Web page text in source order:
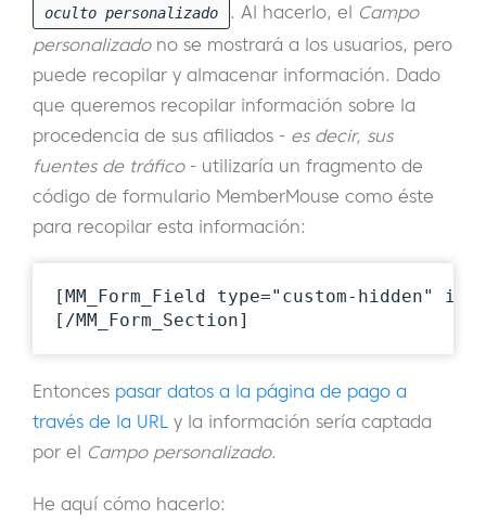
oculto personalizado . Al hacerlo, el Campo
personalizadono se mostrará a los usuarios, pero
puede recopilar y almacenar información. Dado
que queremos recopilar información sobre la
procedencia de sus afiliados - es decir, sus
fuentes de tráfico- utilizaría un fragmento de
código de formulario MemberMouse como éste
para recopilar esta información:
[MM_Form_Field type="custom-hidden"
[/MM_Form_Section]
Entonces pasar datos a la página de pago a
través de la URL y la información sería captada
por el Campo personalizado.
He aquí cómo hacerlo: